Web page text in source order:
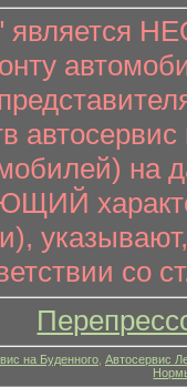
является
на
характер
со
на Буденного Автосервис